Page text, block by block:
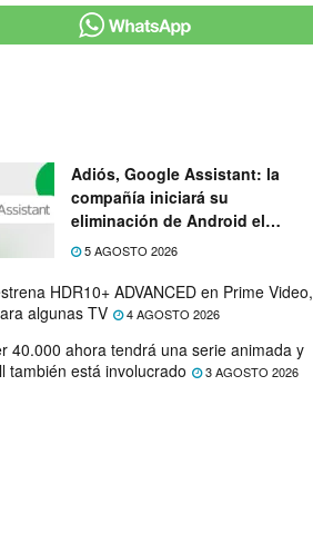
Adiós, Google Assistant: la
compañía iniciará su
eliminación de Android el
próximo mes
5 AGOSTO 2026
HDR10+ ADVANCED en Prime Video,
algunas TV
4 AGOSTO 2026
40.000 ahora tendrá una serie animada y
también está involucrado
3 AGOSTO 2026